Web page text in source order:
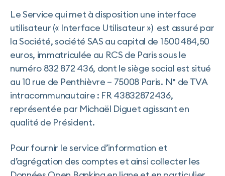
Le Service qui met à disposition une interface
utilisateur (« Interface Utilisateur ») est assuré par
la Société, société SAS au capital de 1 500 484,50
euros, immatriculée au RCS de Paris sous le
numéro 832 872 436, dont le siège social est situé
au 10 rue de Penthièvre – 75008 Paris. N° de TVA
intracommunautaire : FR 43832872436,
représentée par Michaël Diguet agissant en
qualité de Président.
Pour fournir le service d’information et
d’agrégation des comptes et ainsi collecter les